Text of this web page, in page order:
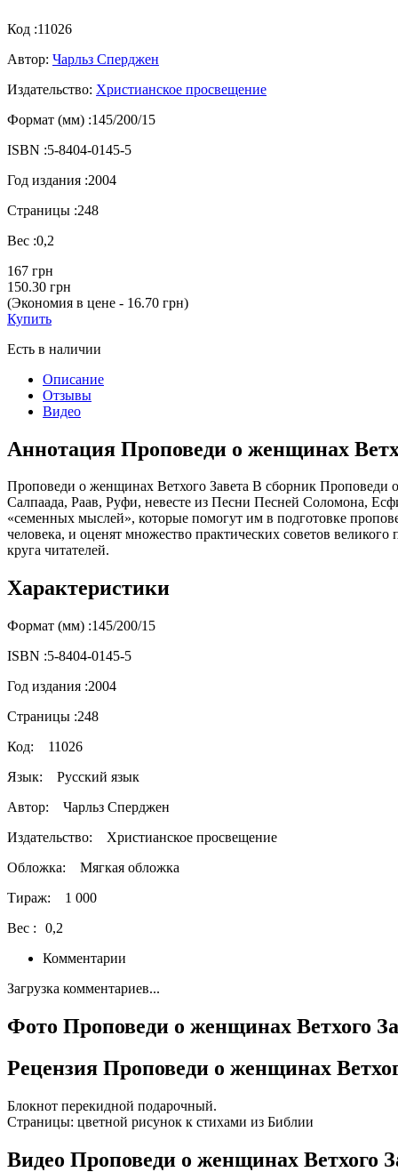
Код :11026
Автор: Чарльз Сперджен
Издательство: Христианское просвещение
Формат (мм) :145/200/15
ISBN :5-8404-0145-5
Год издания :2004
Страницы :248
Вес :0,2
167 грн
150.30 грн
(Экономия в цене - 16.70 грн)
Купить
Есть в наличии
Описание
Отзывы
Видео
Аннотация Проповеди о женщинах
Проповеди о женщинах Ветхого Завета В сборник Проповеди
Салпаада, Раав, Руфи, невесте из Песни Песней Соломона,
«семенных мыслей», которые помогут им в подготовке
человека, и оценят множество практических советов
круга читателей.
Характеристики
Формат (мм) :145/200/15
ISBN :5-8404-0145-5
Год издания :2004
Страницы :248
Код: 11026
Язык: Русский язык
Автор:
Чарльз Сперджен
Издательство:
Христианское просвещение
Обложка: Мягкая обложка
Тираж: 1 000
Вес :
0,2
Комментарии
Загрузка комментариев...
Фото Проповеди о женщинах Ветхого
Рецензия Проповеди о женщинах
Блокнот перекидной подарочный.
Страницы: цветной рисунок к стихами из Библии
Видео Проповеди о женщинах Ветхого